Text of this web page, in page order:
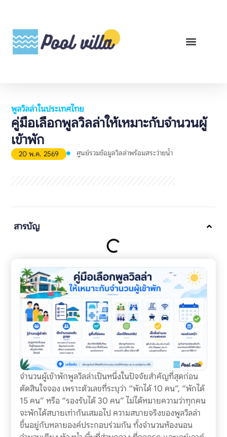
พูลวิลล่าในประเทศไทย
คู่มือเลือกพูลวิลล่าให้เหมาะกับจำนวนผู้
เข้าพัก
20 พ.ค. 2569 ศูนย์รวมข้อมูลวิลล่าพร้อมสระว่ายน้ำ
สารบัญ
จำนวนผู้เข้าพักพูลวิลล่าเป็นหนึ่งในปัจจัยสำคัญที่สุดก่อน
ตัดสินใจจอง เพราะตัวเลขที่ระบุว่า “พักได้ 10 คน”, “พักได้
15 คน” หรือ “รองรับได้ 30 คน” ไม่ได้หมายความว่าทุกคน
จะพักได้สบายเท่ากันเสมอไป ความสบายจริงของพูลวิลล่า
ขึ้นอยู่กับหลายองค์ประกอบร่วมกัน ทั้งจำนวนห้องนอน